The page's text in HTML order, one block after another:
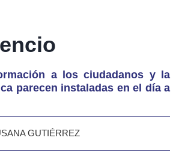
a los ciudadanos y la
parecen instaladas en el día a
GUTIÉRREZ